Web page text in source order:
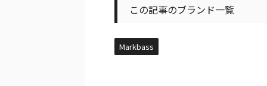
この記事のブランド一覧
Markbass